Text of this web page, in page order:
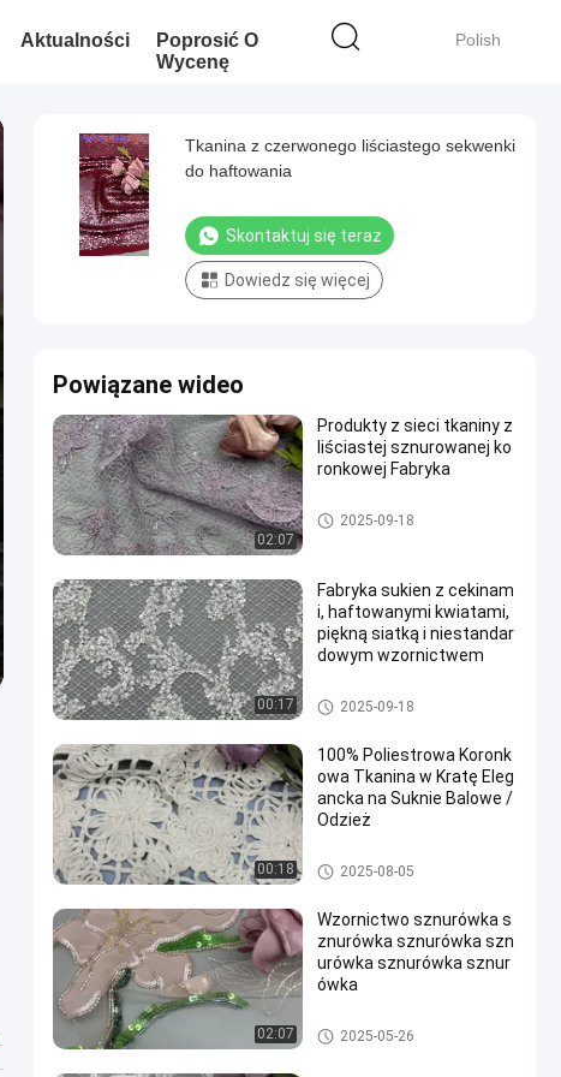
Polish
Aktualności
Poprosić O
Wycenę
Tkanina z czerwonego liściastego sekwenki
do haftowania
Skontaktuj się teraz
Dowiedz się więcej
Powiązane wideo
02:07
Produkty z sieci tkaniny z
liściastej sznurowanej ko
ronkowej Fabryka
Haftowana koronkowa tkanin
a
2025-09-18
00:17
Fabryka sukien z cekinam
i, haftowanymi kwiatami,
piękną siatką i niestandar
dowym wzornictwem
Cekinowa haftowana tkanina
2025-09-18
00:18
100% Poliestrowa Koronk
owa Tkanina w Kratę Eleg
ancka na Suknie Balowe /
Odzież
Haftowana koronkowa tkanin
a
2025-08-05
02:07
Wzornictwo sznurówka s
znurówka sznurówka szn
urówka sznurówka sznur
ówka
Haftowana tkanina z koralika
mi
2025-05-26